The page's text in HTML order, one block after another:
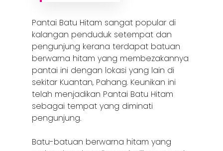
Pantai Batu Hitam sangat popular di
kalangan penduduk setempat dan
pengunjung kerana terdapat batuan
berwarna hitam yang membezakannya
pantai ini dengan lokasi yang lain di
sekitar Kuantan, Pahang. Keunikan ini
telah menjadikan Pantai Batu Hitam
sebagai tempat yang diminati
pengunjung.
Batu-batuan berwarna hitam yang